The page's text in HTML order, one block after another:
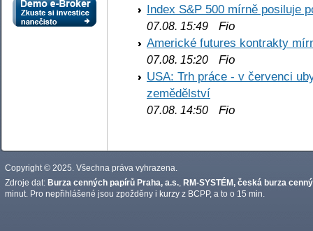
Index S&P 500 mírně posiluje
07.08. 15:49 Fio
Americké futures kontrakty
07.08. 15:20 Fio
USA: Trh práce - v červenci
zemědělství
07.08. 14:50 Fio
Copyright © 2025. Všechna práva vyhrazena.
Zdroje dat: Burza cenných papírů Praha, a.s. RM-SYSTÉM, česká burza
minut. Pro nepřihlášené jsou zpožděny i kurzy z BCPP, a to o 15 min.